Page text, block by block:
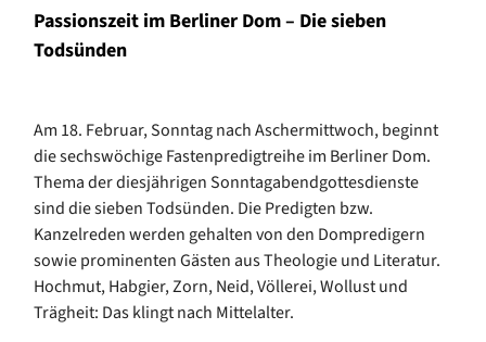
Passionszeit im Berliner Dom – Die sieben
Todsünden
Am 18. Februar, Sonntag nach Aschermittwoch, beginnt
die sechswöchige Fastenpredigtreihe im Berliner Dom.
Thema der diesjährigen Sonntagabendgottesdienste
sind die sieben Todsünden. Die Predigten bzw.
Kanzelreden werden gehalten von den Dompredigern
sowie prominenten Gästen aus Theologie und Literatur.
Hochmut, Habgier, Zorn, Neid, Völlerei, Wollust und
Trägheit: Das klingt nach Mittelalter.